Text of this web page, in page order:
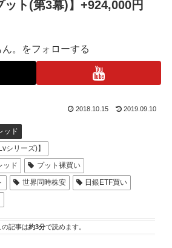
ット(第3幕)】+924,000円
ん。をフォローする
2018.10.15 2019.09.10
ッド
シリーズ)】
ッド
プット裸買い
世界同時株安
日銀ETF買い
の記事は約3分で読めます。